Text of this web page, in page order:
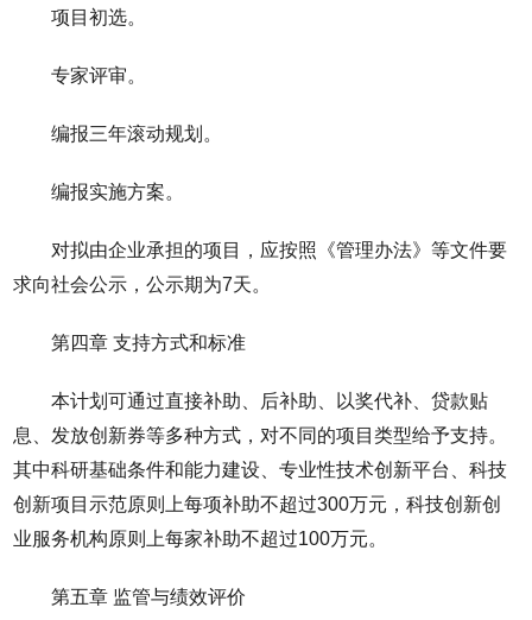
项目初选。
专家评审。
编报三年滚动规划。
编报实施方案。
对拟由企业承担的项目，应按照《管理办法》等文件要
求向社会公示，公示期为7天。
第四章 支持方式和标准
本计划可通过直接补助、后补助、以奖代补、贷款贴
息、发放创新券等多种方式，对不同的项目类型给予支持。
其中科研基础条件和能力建设、专业性技术创新平台、科技
创新项目示范原则上每项补助不超过300万元，科技创新创
业服务机构原则上每家补助不超过100万元。
第五章 监管与绩效评价